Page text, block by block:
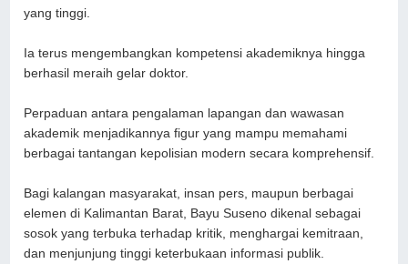
yang tinggi.
Ia terus mengembangkan kompetensi akademiknya hingga
berhasil meraih gelar doktor.
Perpaduan antara pengalaman lapangan dan wawasan
akademik menjadikannya figur yang mampu memahami
berbagai tantangan kepolisian modern secara komprehensif.
Bagi kalangan masyarakat, insan pers, maupun berbagai
elemen di Kalimantan Barat, Bayu Suseno dikenal sebagai
sosok yang terbuka terhadap kritik, menghargai kemitraan,
dan menjunjung tinggi keterbukaan informasi publik.